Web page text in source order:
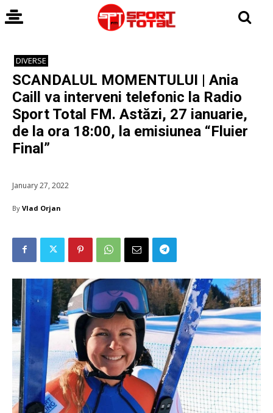
DIVERSE
SCANDALUL MOMENTULUI | Ania
Caill va interveni telefonic la Radio
Sport Total FM. Astăzi, 27 ianuarie,
de la ora 18:00, la emisiunea “Fluier
Final”
January 27, 2022
By Vlad Orjan